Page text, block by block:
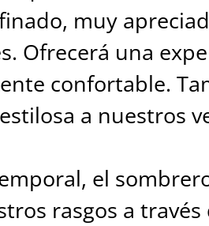
muy
Ofrecerá una
confortable.
a nuestros
el
rasgos a través